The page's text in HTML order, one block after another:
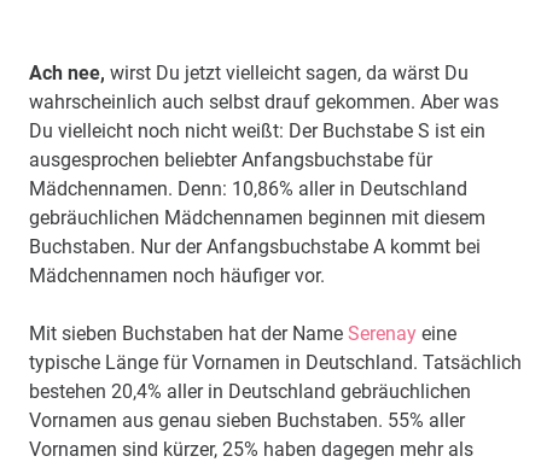
Ach nee, wirst Du jetzt vielleicht sagen, da wärst Du
wahrscheinlich auch selbst drauf gekommen. Aber was
Du vielleicht noch nicht weißt: Der Buchstabe S ist ein
ausgesprochen beliebter Anfangsbuchstabe für
Mädchennamen. Denn: 10,86% aller in Deutschland
gebräuchlichen Mädchennamen beginnen mit diesem
Buchstaben. Nur der Anfangsbuchstabe A kommt bei
Mädchennamen noch häufiger vor.
Mit sieben Buchstaben hat der Name Serenay eine
typische Länge für Vornamen in Deutschland. Tatsächlich
bestehen 20,4% aller in Deutschland gebräuchlichen
Vornamen aus genau sieben Buchstaben. 55% aller
Vornamen sind kürzer, 25% haben dagegen mehr als